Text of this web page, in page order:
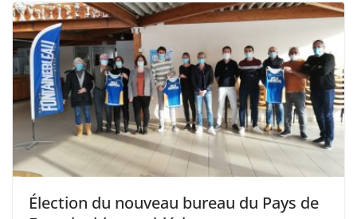
Élection du nouveau bureau du Pays de